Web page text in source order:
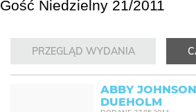
Gość Niedzielny 21/2011
PRZEGLĄD WYDANIA
ABBY
DUEHOLM